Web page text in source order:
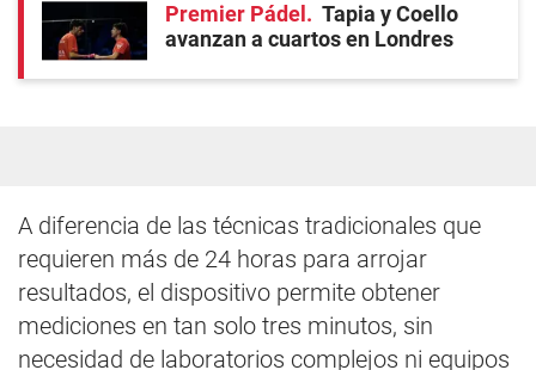
Premier Pádel
Tapia y Coello
avanzan a cuartos en Londres
A diferencia de las técnicas tradicionales que
requieren más de 24 horas para arrojar
resultados, el dispositivo permite obtener
mediciones en tan solo tres minutos, sin
necesidad de laboratorios complejos ni equipos